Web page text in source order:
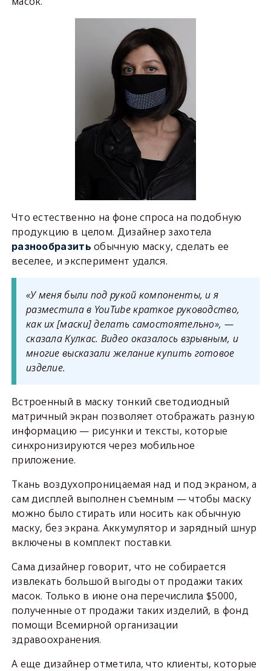
Что естественно на фоне спроса на подобную
продукцию в целом. Дизайнер захотела
разнообразить обычную маску, сделать ее
веселее, и эксперимент удался.
«У меня были под рукой компоненты, и я
разместила в YouTube краткое руководство,
как их[маски]делать самостоятельно», —
сказала Кулкас. Видео оказалось взрывным, и
многие высказали желание купить готовое
изделие.
Встроенный в маску тонкий светодиодный
матричный экран позволяет отображать разную
информацию — рисунки и тексты, которые
синхронизируются через мобильное
приложение.
Ткань воздухопроницаемая над и под экраном, а
сам дисплей выполнен съемным — чтобы маску
можно было стирать или носить как обычную
маску, без экрана. Аккумулятор и зарядный шнур
включены в комплект поставки.
Сама дизайнер говорит, что не собирается
извлекать большой выгоды от продажи таких
масок. Только в июне она перечислила $5000,
полученные от продажи таких изделий, в фонд
помощи Всемирной организации
здравоохранения.
А еще дизайнер отметила, что клиенты, которые